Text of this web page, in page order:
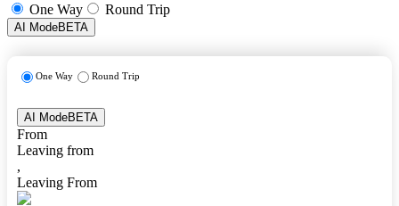
One Way
Round Trip
AI ModeBETA
One Way Round Trip
AI ModeBETA
From
Leaving from
,
Leaving From